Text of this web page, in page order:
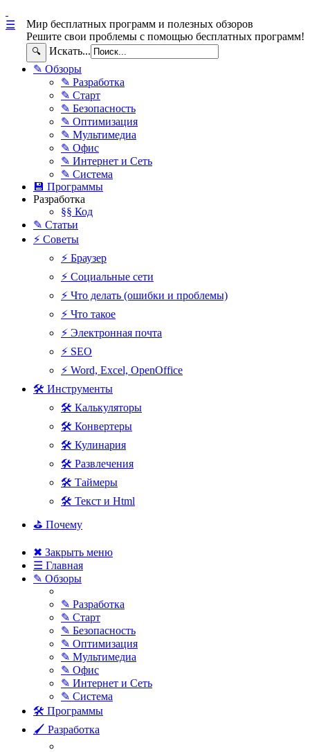
Мир бесплатных программ и полезных обзоров
Решите свои проблемы с помощью бесплатных программ!
🔍 Искать...
☰
✎ Обзоры
✎ Разработка
✎ Старт
✎ Безопасность
✎ Оптимизация
✎ Мультимедиа
✎ Офис
✎ Интернет и Сеть
✎ Система
💾 Программы
Разработка
§§ Код
✎ Статьи
⚡ Советы
⚡ Браузер
⚡ Социальные сети
⚡ Что делать (ошибки и проблемы)
⚡ Что такое
⚡ Электронная почта
⚡ SEO
⚡ Word, Excel, OpenOffice
🛠 Инструменты
🛠 Калькуляторы
🛠 Конвертеры
🛠 Кулинария
🛠 Развлечения
🛠 Таймеры
🛠 Текст и Html
⛳ Почему
✖ Закрыть меню
☰ Главная
✎ Обзоры
✎ Разработка
✎ Старт
✎ Безопасность
✎ Оптимизация
✎ Мультимедиа
✎ Офис
✎ Интернет и Сеть
✎ Система
🛠 Программы
🖌 Разработка